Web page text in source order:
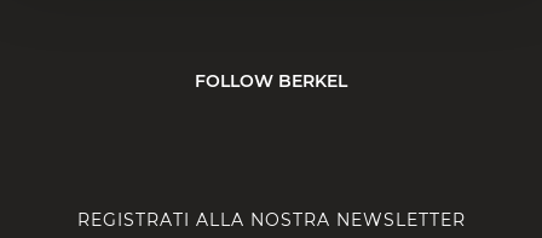
FOLLOW BERKEL
REGISTRATI ALLA NOSTRA NEWSLETTER